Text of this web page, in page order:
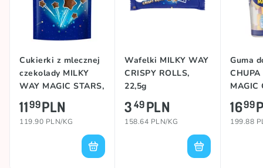
Cukierki z mlecznej
czekolady MILKY
WAY MAGIC STARS,
100g
1199PLN
119.90 PLN/KG
Wafelki MILKY WAY
CRISPY ROLLS,
22,5g
349PLN
158.64 PLN/KG
Guma
CHUPA
MAGIC
1699
199.88